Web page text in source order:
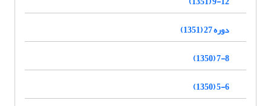
دوره 27 (1351)
7-8 (1350)
5-6 (1350)